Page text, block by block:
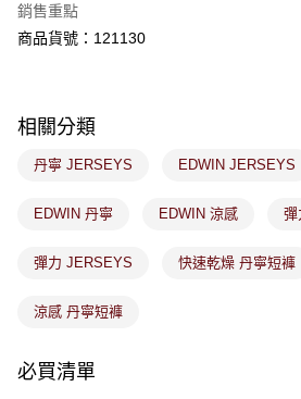
權轉讓予恩沛科技股份有限公司。
２．關於個人資料處理事宜，請瀏覽以下網址：
４．使用「AFTEE先享後付」時，將依據個別
請求用戶進行身份認證。
恩沛科技股份有限公司將有權停止該用戶之使
付款後7-11取貨
免運費
免運費
付款後門市取貨
銷售重點
商品貨號：121130
相關分類
丹寧 JERSEYS EDWIN JERSEYS
EDWIN 丹寧 EDWIN 涼感 彈
彈力 JERSEYS 快速乾燥 丹寧短褲
涼感 丹寧短褲
必買清單